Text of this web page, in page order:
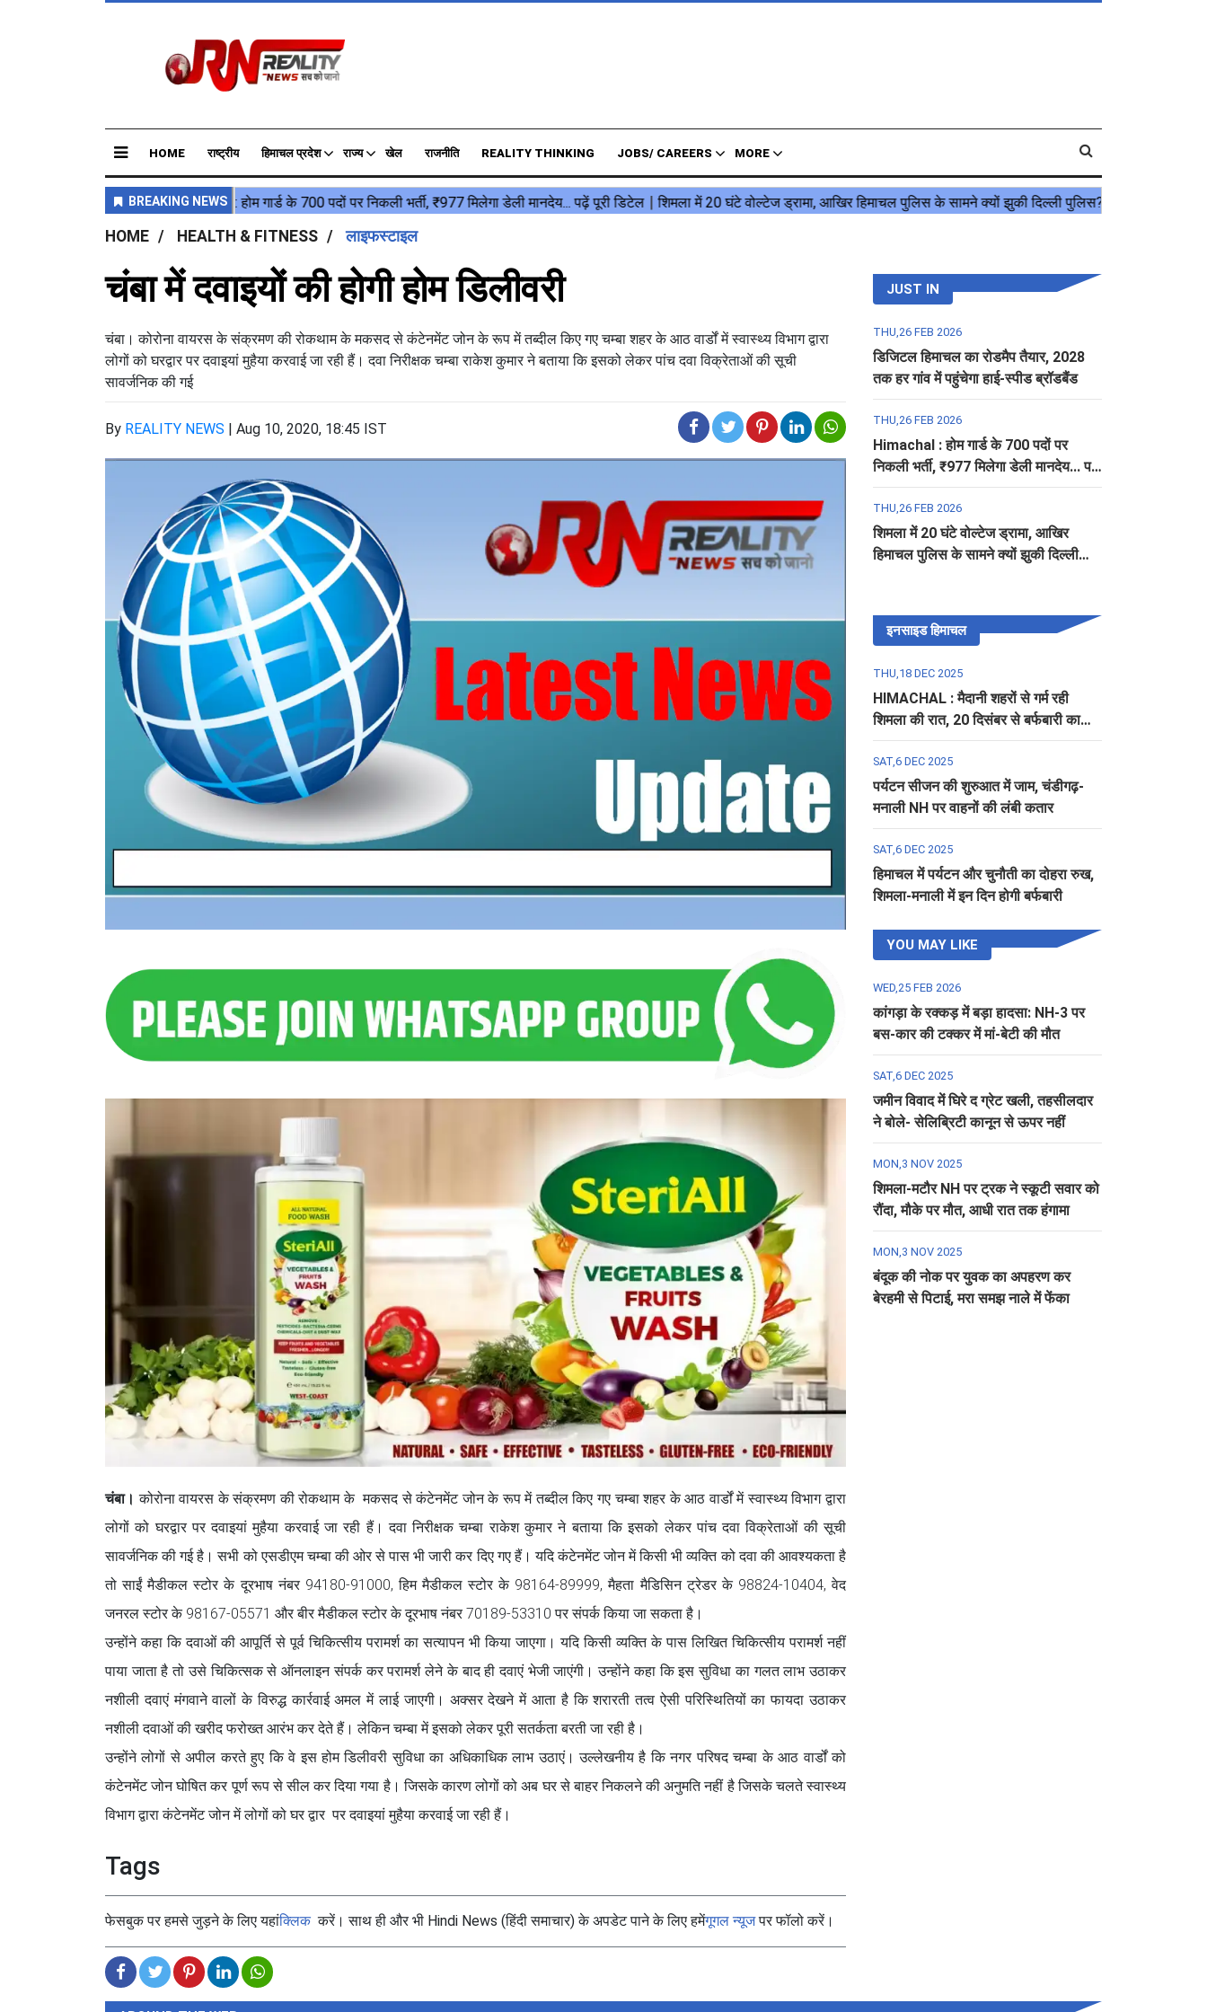
HOME राष्ट्रीय हिमाचल प्रदेश राज्य खेल राजनीति REALITY THINKING JOBS/ CAREERS MORE
HOME HEALTH & FITNESS लाइफस्टाइल
चंबा में दवाइयों की होगी होम डिलीवरी
चंबा। कोरोना वायरस के संक्रमण की रोकथाम के मकसद से कंटेनमेंट जोन के रूप में तब्दील किए गए चम्बा शहर के आठ वार्डों में स्वास्थ्य विभाग द्वारा
लोगों को घरद्वार पर दवाइयां मुहैया करवाई जा रही हैं। दवा निरीक्षक चम्बा राकेश कुमार ने बताया कि इसको लेकर पांच दवा विक्रेताओं की सूची
सावर्जनिक की गई
By REALITY NEWS | Aug 10, 2020, 18:45 IST
चंबा।कोरोना वायरस के संक्रमण की रोकथाम के मकसद से कंटेनमेंट जोन के रूप में तब्दील किए गए चम्बा शहर के आठ वार्डों में स्वास्थ्य विभाग द्वारा
लोगों को घरद्वार पर दवाइयां मुहैया करवाई जा रही हैं। दवा निरीक्षक चम्बा राकेश कुमार ने बताया कि इसको लेकर पांच दवा विक्रेताओं की सूची
सावर्जनिक की गई है। सभी को एसडीएम चम्बा की ओर से पास भी जारी कर दिए गए हैं। यदि कंटेनमेंट जोन में किसी भी व्यक्ति को दवा की आवश्यकता है
तो साईं मैडीकल स्टोर के दूरभाष नंबर 94180-91000, हिम मैडीकल स्टोर के 98164-89999, मैहता मैडिसिन ट्रेडर के 98824-10404, वेद
जनरल स्टोर के 98167-05571 और बीर मैडीकल स्टोर के दूरभाष नंबर 70189-53310 पर संपर्क किया जा सकता है।
उन्होंने कहा कि दवाओं की आपूर्ति से पूर्व चिकित्सीय परामर्श का सत्यापन भी किया जाएगा। यदि किसी व्यक्ति के पास लिखित चिकित्सीय परामर्श नहीं
पाया जाता है तो उसे चिकित्सक से ऑनलाइन संपर्क कर परामर्श लेने के बाद ही दवाएं भेजी जाएंगी। उन्होंने कहा कि इस सुविधा का गलत लाभ उठाकर
नशीली दवाएं मंगवाने वालों के विरुद्ध कार्रवाई अमल में लाई जाएगी। अक्सर देखने में आता है कि शरारती तत्व ऐसी परिस्थितियों का फायदा उठाकर
नशीली दवाओं की खरीद फरोख्त आरंभ कर देते हैं। लेकिन चम्बा में इसको लेकर पूरी सतर्कता बरती जा रही है।
उन्होंने लोगों से अपील करते हुए कि वे इस होम डिलीवरी सुविधा का अधिकाधिक लाभ उठाएं। उल्लेखनीय है कि नगर परिषद चम्बा के आठ वार्डों को
कंटेनमेंट जोन घोषित कर पूर्ण रूप से सील कर दिया गया है। जिसके कारण लोगों को अब घर से बाहर निकलने की अनुमति नहीं है जिसके चलते स्वास्थ्य
विभाग द्वारा कंटेनमेंट जोन में लोगों को घर द्वार पर दवाइयां मुहैया करवाई जा रही हैं।
Tags
फेसबुक पर हमसे जुड़ने के लिए यहांक्लिककरें। साथ ही और भी Hindi News (हिंदी समाचार) के अपडेट पाने के लिए हमेंगूगल न्यूजपर फॉलो करें।
JUST IN
THU,26 FEB 2026
डिजिटल हिमाचल का रोडमैप तैयार, 2028
तक हर गांव में पहुंचेगा हाई-स्पीड ब्रॉडबैंड
THU,26 FEB 2026
Himachal : होम गार्ड के 700 पदों पर
निकली भर्ती, ₹977 मिलेगा डेली मानदेय... पढ़ें
पूरी डिटेल
THU,26 FEB 2026
शिमला में 20 घंटे वोल्टेज ड्रामा, आखिर
हिमाचल पुलिस के सामने क्यों झुकी दिल्ली
इनसाइड हिमाचल
THU,18 DEC 2025
HIMACHAL : मैदानी शहरों से गर्म रही
शिमला की रात, 20 दिसंबर से बर्फबारी का
अलर्ट
SAT,6 DEC 2025
पर्यटन सीजन की शुरुआत में जाम, चंडीगढ़-
मनाली NH पर वाहनों की लंबी कतार
SAT,6 DEC 2025
हिमाचल में पर्यटन और चुनौती का दोहरा रुख,
शिमला-मनाली में इन दिन होगी बर्फबारी
YOU MAY LIKE
WED,25 FEB 2026
कांगड़ा के रक्कड़ में बड़ा हादसा: NH-3 पर
बस-कार की टक्कर में मां-बेटी की मौत
SAT,6 DEC 2025
जमीन विवाद में घिरे द ग्रेट खली, तहसीलदार
ने बोले- सेलिब्रिटी कानून से ऊपर नहीं
MON,3 NOV 2025
शिमला-मटौर NH पर ट्रक ने स्कूटी सवार को
रौंदा, मौके पर मौत, आधी रात तक हंगामा
MON,3 NOV 2025
बंदूक की नोक पर युवक का अपहरण कर
बेरहमी से पिटाई, मरा समझ नाले में फेंका